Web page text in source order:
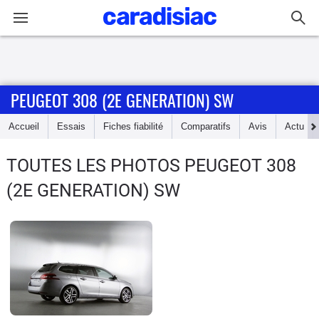
Accueil
Essais
d'achat
Electriques
Utilitaires
PEUGEOT 308 (2E GENERATION) SW
Accueil Essais Fiches fiabilité Comparatifs Avis Actu
TOUTES LES PHOTOS PEUGEOT 308
(2E GENERATION) SW